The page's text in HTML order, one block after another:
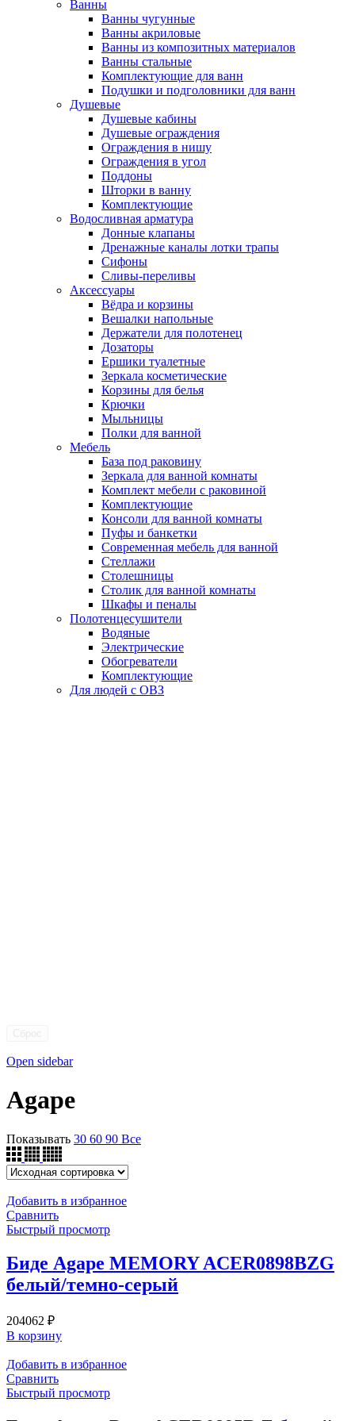
Ванны
Ванны чугунные
Ванны акриловые
Ванны из композитных материалов
Ванны стальные
Комплектующие для ванн
Подушки и подголовники для ванн
Душевые
Душевые кабины
Душевые ограждения
Ограждения в нишу
Ограждения в угол
Поддоны
Шторки в ванну
Комплектующие
Водосливная арматура
Донные клапаны
Дренажные каналы лотки трапы
Сифоны
Сливы-переливы
Аксессуары
Вёдра и корзины
Вешалки напольные
Держатели для полотенец
Дозаторы
Ершики туалетные
Зеркала косметические
Корзины для белья
Крючки
Мыльницы
Полки для ванной
Мебель
База под раковину
Зеркала для ванной комнаты
Комплект мебели с раковиной
Комплектующие
Консоли для ванной комнаты
Пуфы и банкетки
Современная мебель для ванной
Стеллажи
Столешницы
Столик для ванной комнаты
Шкафы и пеналы
Полотенцесушители
Водяные
Электрические
Обогреватели
Комплектующие
Для людей с ОВЗ
Open sidebar
Agape
Показывать 30 60 90 Все
Добавить в избранное
Сравнить
Быстрый просмотр
Биде Agape MEMORY ACER0898BZG
белый/темно-серый
204062 ₽
В корзину
Добавить в избранное
Сравнить
Быстрый просмотр